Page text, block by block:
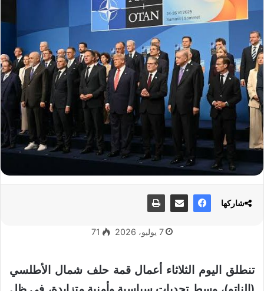
7 يوليو، 2026 71
تنطلق اليوم الثلاثاء أعمال قمة حلف شمال الأطلسي
شاركها